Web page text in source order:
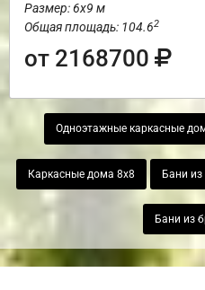
Размер: 6х9 м
Общая площадь: 104.62
от 2168700
Одноэтажные каркасные
Каркасные дома 8х8 Бани из
Бани из